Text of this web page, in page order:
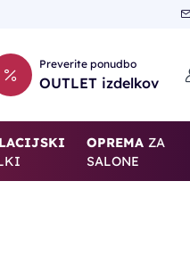
Preverite ponudbo
OUTLET izdelkov
OPREMAZA
SALONE